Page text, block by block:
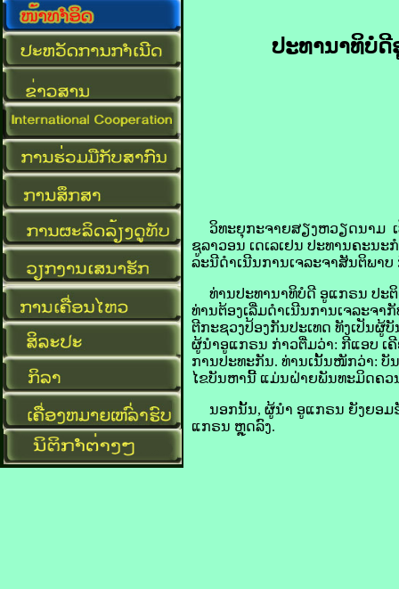
ປະທານາທິບໍດີ​
ວິທະຍຸ​ກະຈາຍສຽງ​ຫວຽດນາມ ເ
ຊູ​ລາວອນ ເດ​ເລ​ເຢນ ປະທານ​ຄະນະ​
ລະນີ​ດຳເນີນ​ການ​ເຈລະຈາ​ສັນຕິພາບ
ທ່ານ​ປະທານາທິບໍດີ ອູ​ແກຣນ ປະຕິ
ທ່ານ​ຕ້ອງ​ເລີ່ມ​ດຳເນີນ​ການ​ເຈລະຈ
ຕີ​ກະຊວງ​ປ້ອງ​ກັນ​ປະເທດ ທັງ​ເປັນ​ຜູ້​
ຜູ້ນຳ​ອູ​ແກຣນ ກ່າວ​ຕື່ມ​ວ່າ: ກີ​ແອບ ເ
ການ​ປະ​ທະ​ກັນ. ທ່ານ​ເນັ້ນ​ໜັກ​ວ່າ:
ໄຂ​ບັນຫາ​ນີ້ ​ແມ່ນຝ່າຍ​ພັນທະ​ມິດ​ຄວ
ນອກ​ນັ້ນ, ຜູ້ນຳ ​ອູ​ແກຣນ ຍັງ​ຍອມຮັ
ແກຣນ ຫຼຸດ​ລົງ.